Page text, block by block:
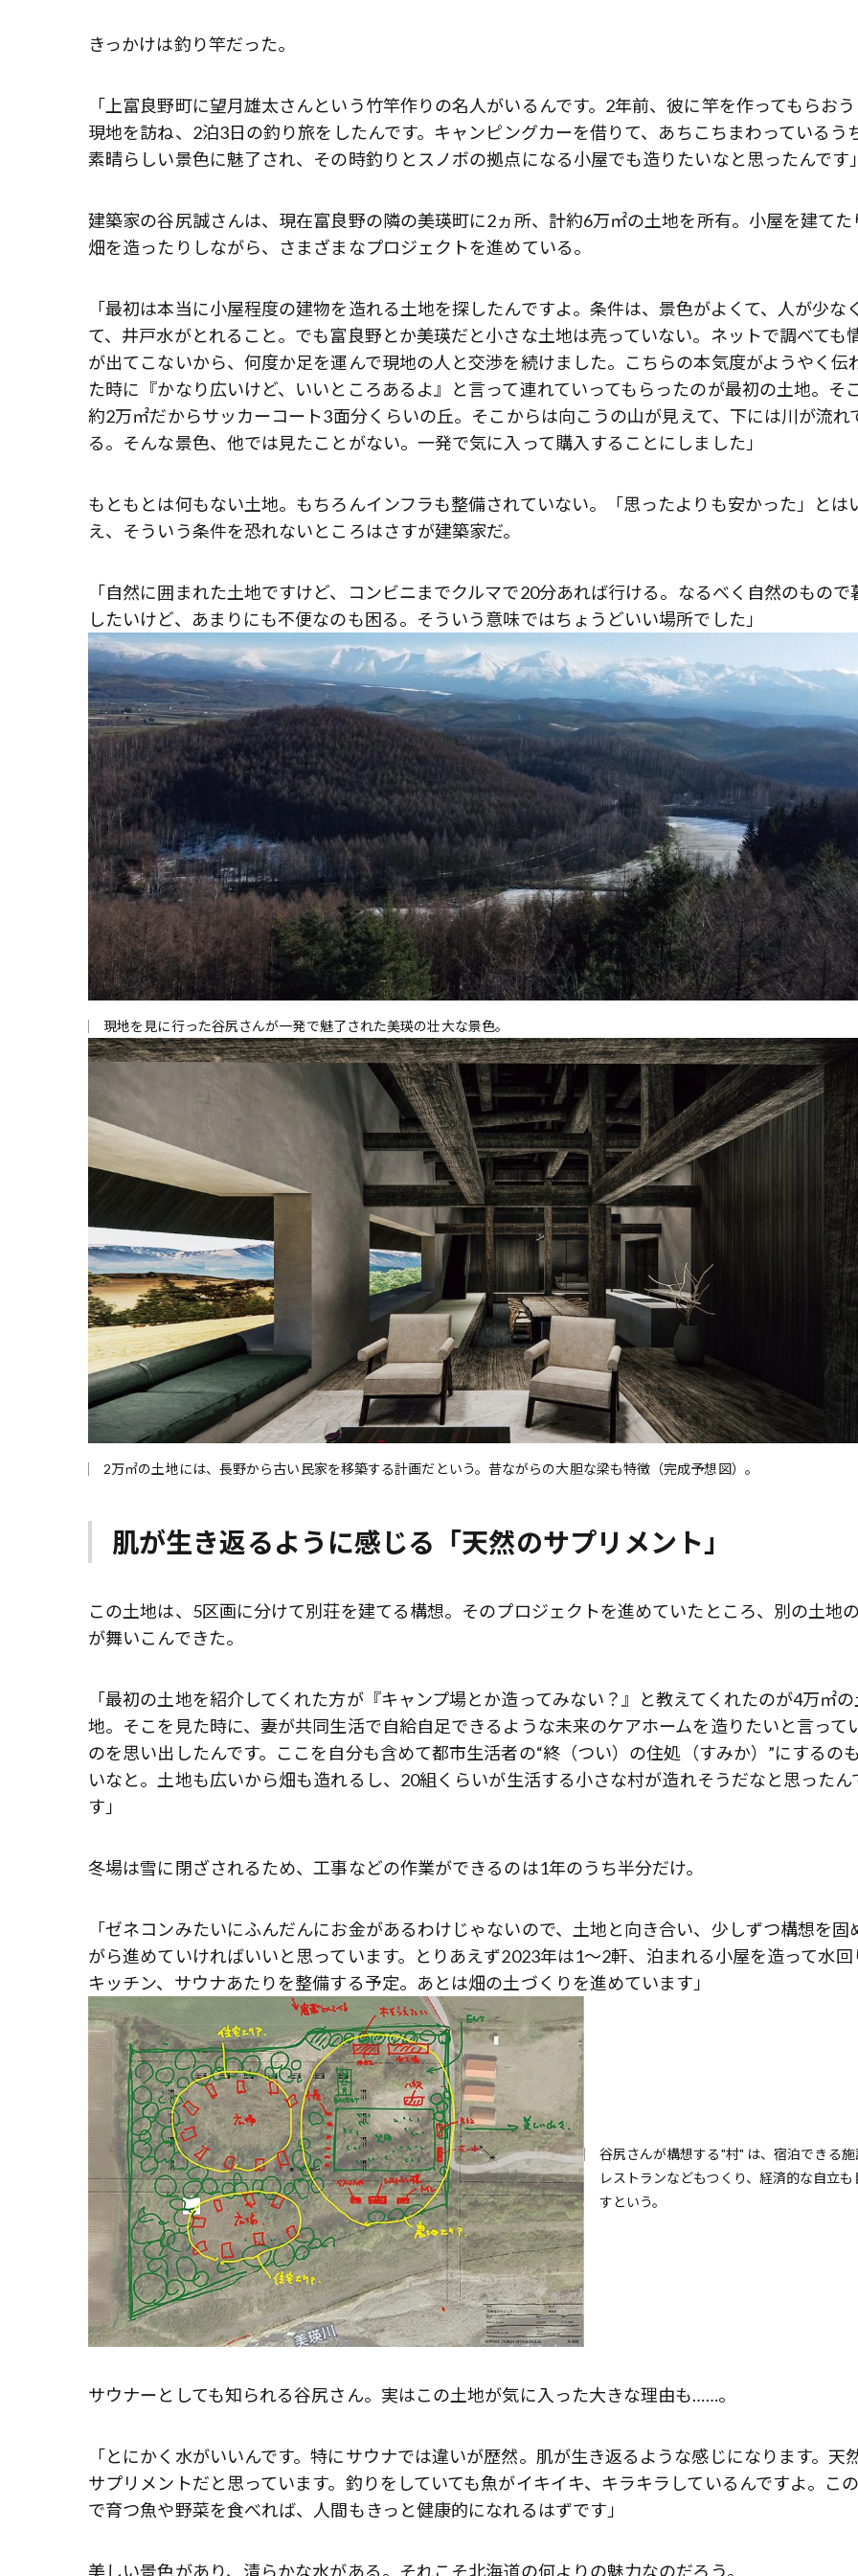
きっかけは釣り竿だった。
「上富良野町に望月雄太さんという竹竿作りの名人がいるんです。2年前、彼に竿を作ってもらお
現地を訪ね、2泊3日の釣り旅をしたんです。キャンピングカーを借りて、あちこちまわっているう
素晴らしい景色に魅了され、その時釣りとスノボの拠点になる小屋でも造りたいなと思ったんです
建築家の谷尻誠さんは、現在富良野の隣の美瑛町に2ヵ所、計約6万㎡の土地を所有。小屋を建てた
畑を造ったりしながら、さまざまなプロジェクトを進めている。
「最初は本当に小屋程度の建物を造れる土地を探したんですよ。条件は、景色がよくて、人が少な
て、井戸水がとれること。でも富良野とか美瑛だと小さな土地は売っていない。ネットで調べても
が出てこないから、何度か足を運んで現地の人と交渉を続けました。こちらの本気度がようやく伝
た時に『かなり広いけど、いいところあるよ』と言って連れていってもらったのが最初の土地。そ
約2万㎡だからサッカーコート3面分くらいの丘。そこからは向こうの山が見えて、下には川が流れ
る。そんな景色、他では見たことがない。一発で気に入って購入することにしました」
もともとは何もない土地。もちろんインフラも整備されていない。「思ったよりも安かった」とは
え、そういう条件を恐れないところはさすが建築家だ。
「自然に囲まれた土地ですけど、コンビニまでクルマで20分あれば行ける。なるべく自然のもので
したいけど、あまりにも不便なのも困る。そういう意味ではちょうどいい場所でした」
現地を見に行った谷尻さんが一発で魅了された美瑛の壮大な景色。
2万㎡の土地には、長野から古い民家を移築する計画だという。昔ながらの大胆な梁も特徴（完成予想図）。
肌が生き返るように感じる「天然のサプリメント」
この土地は、5区画に分けて別荘を建てる構想。そのプロジェクトを進めていたところ、別の土地
が舞いこんできた。
「最初の土地を紹介してくれた方が『キャンプ場とか造ってみない？』と教えてくれたのが4万㎡
地。そこを見た時に、妻が共同生活で自給自足できるような未来のケアホームを造りたいと言って
のを思い出したんです。ここを自分も含めて都市生活者の“終（つい）の住処（すみか）”にするの
いなと。土地も広いから畑も造れるし、20組くらいが生活する小さな村が造れそうだなと思ったん
す」
冬場は雪に閉ざされるため、工事などの作業ができるのは1年のうち半分だけ。
「ゼネコンみたいにふんだんにお金があるわけじゃないので、土地と向き合い、少しずつ構想を固
がら進めていければいいと思っています。とりあえず2023年は1〜2軒、泊まれる小屋を造って水回
キッチン、サウナあたりを整備する予定。あとは畑の土づくりを進めています」
谷尻さんが構想する"村" は、宿泊できる施
レストランなどもつくり、経済的な自立も
すという。
サウナーとしても知られる谷尻さん。実はこの土地が気に入った大きな理由も……。
「とにかく水がいいんです。特にサウナでは違いが歴然。肌が生き返るような感じになります。天
サプリメントだと思っています。釣りをしていても魚がイキイキ、キラキラしているんですよ。こ
で育つ魚や野菜を食べれば、人間もきっと健康的になれるはずです」
美しい景色があり、清らかな水がある。それこそ北海道の何よりの魅力なのだろう。
歌舞伎俳優・尾上右近が休息を過
前列ホテル「UMITO 熱海 別邸」